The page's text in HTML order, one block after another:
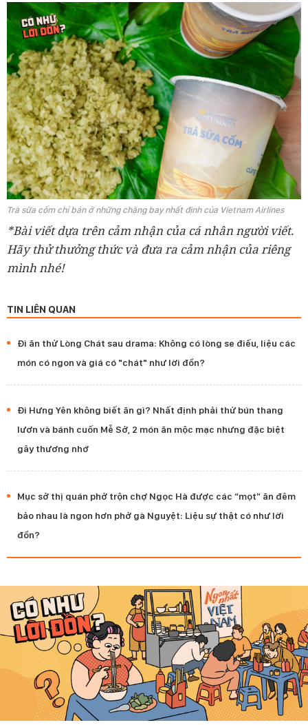
Trà sữa cốm chỉ bán ở những chặng bay nhất định của Vietnam Airlines
*Bài viết dựa trên cảm nhận của cá nhân người viết.
Hãy thử thưởng thức và đưa ra cảm nhận của riêng
mình nhé!
TIN LIÊN QUAN
Đi ăn thử Lòng Chát sau drama: Không có lòng se điếu, liệu các
món có ngon và giá có "chát" như lời đồn?
Đi Hưng Yên không biết ăn gì? Nhất định phải thử bún thang
lươn và bánh cuốn Mễ Sở, 2 món ăn mộc mạc nhưng đặc biệt
gây thương nhớ
Mục sở thị quán phở trộn chợ Ngọc Hà được các “mọt” ăn đêm
bảo nhau là ngon hơn phở gà Nguyệt: Liệu sự thật có như lời
đồn?